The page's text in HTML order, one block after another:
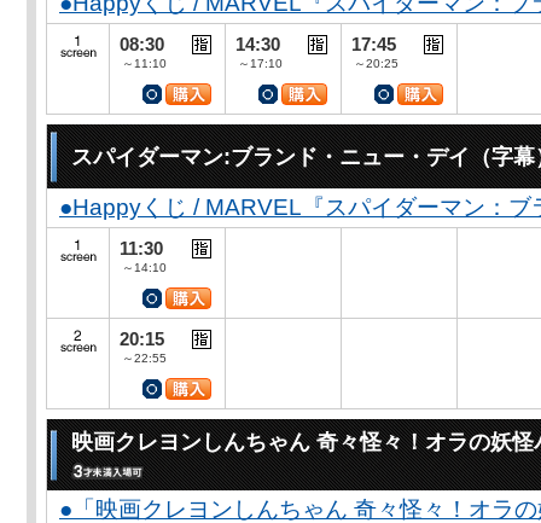
08:30
～11:10
14:30
～17:10
17:45
～20:25
スパイダーマン:ブランド・ニュー・デイ（字幕
●Happyくじ / MARVEL『スパイダーマン：
11:30
～14:10
20:15
～22:55
映画クレヨンしんちゃん 奇々怪々！オラの妖怪
●「映画クレヨンしんちゃん 奇々怪々！オラ